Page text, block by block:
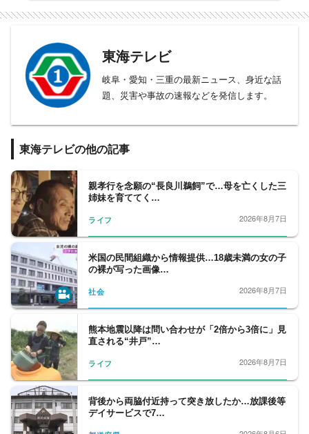
東海テレビ
岐阜・愛知・三重の最新ニュース、身近な話
題、災害や事故の速報などを発信します。
東海テレビの他の記事
親孝行を念願の“長良川鵜飼”で…母を亡くした三
姉妹を育ててく…
ライフ 2026年8月7日
米国の民間組織から情報提供…18歳未満の女の子
の裸が写った画像…
社会 2026年8月7日
熊本地震以降は問い合わせが「2倍から3倍に」見
直される“井戸”…
ライフ 2026年8月7日
背後から両脇付近持って突き放したか…放課後等
デイサービスで7…